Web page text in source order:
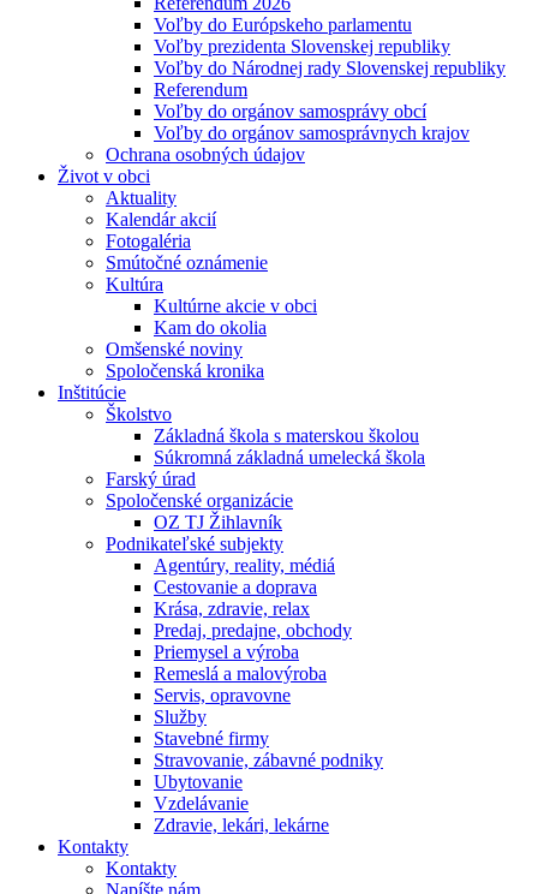
Voľby do Európskeho parlamentu
Voľby prezidenta Slovenskej republiky
Voľby do Národnej rady Slovenskej republiky
Referendum
Voľby do orgánov samosprávy obcí
Voľby do orgánov samosprávnych krajov
Ochrana osobných údajov
Život v obci
Aktuality
Kalendár akcií
Fotogaléria
Smútočné oznámenie
Kultúra
Kultúrne akcie v obci
Kam do okolia
Omšenské noviny
Spoločenská kronika
Inštitúcie
Školstvo
Základná škola s materskou školou
Súkromná základná umelecká škola
Farský úrad
Spoločenské organizácie
OZ TJ Žihlavník
Podnikateľské subjekty
Agentúry, reality, médiá
Cestovanie a doprava
Krása, zdravie, relax
Predaj, predajne, obchody
Priemysel a výroba
Remeslá a malovýroba
Servis, opravovne
Služby
Stavebné firmy
Stravovanie, zábavné podniky
Ubytovanie
Vzdelávanie
Zdravie, lekári, lekárne
Kontakty
Kontakty
Napíšte nám